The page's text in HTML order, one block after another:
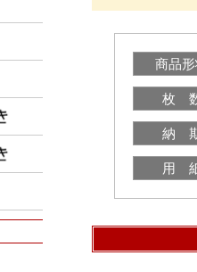
商品
枚
納
用